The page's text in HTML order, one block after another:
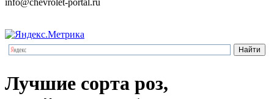
info@chevrolet-portal.ru
Лучшие сорта роз,